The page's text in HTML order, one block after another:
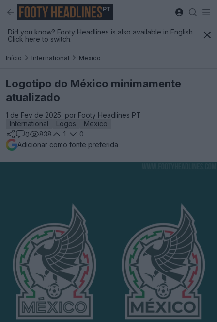
PT
Did you know? Footy Headlines is also available in English.
Click here to switch.
Início International Mexico
Logotipo do México minimamente
atualizado
1 de Fev de 2025, por Footy Headlines PT
International
Logos
Mexico
0
838 1
0
Adicionar como fonte preferida